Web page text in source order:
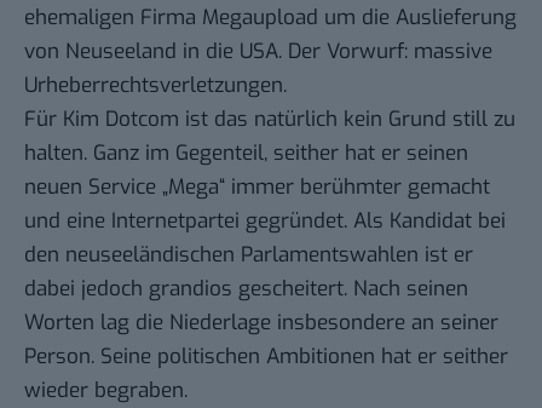
ehemaligen Firma Megaupload um die Auslieferung
von Neuseeland in die USA. Der Vorwurf: massive
Urheberrechtsverletzungen.
Für Kim Dotcom ist das natürlich kein Grund still zu
halten. Ganz im Gegenteil, seither hat er seinen
neuen Service „Mega“ immer berühmter gemacht
und eine Internetpartei gegründet. Als Kandidat bei
den neuseeländischen Parlamentswahlen ist er
dabei jedoch grandios gescheitert. Nach seinen
Worten lag die Niederlage insbesondere an seiner
Person. Seine politischen Ambitionen hat er seither
wieder begraben.